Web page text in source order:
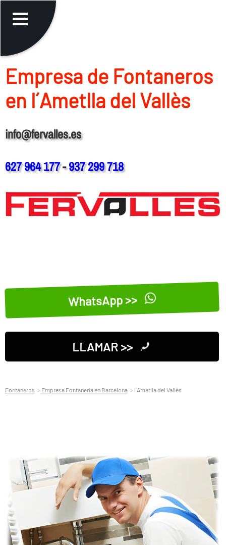
Empresa de Fontaneros
en l´Ametlla del Vallès
info@fervalles.es
627 964 177-937 299 718
WhatsApp >>
LLAMAR >>
Fontaneros Empresa Fontaneria en Barcelona l´Ametlla del Vallès